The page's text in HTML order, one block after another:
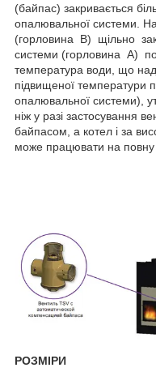
(байпас) закривається
опалювальної системи.
(горловина В) щільно
системи (горловина А)
температура води, що
підвищеної температури
опалювальної системи),
ніж у разі застосування
байпасом, а котел і за
може працювати на повну
РОЗМІРИ